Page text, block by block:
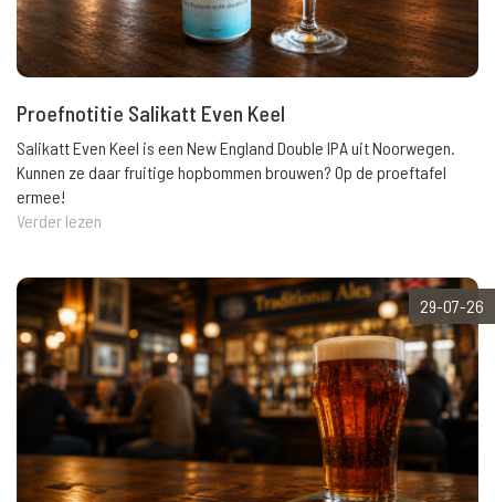
Proefnotitie Salikatt Even Keel
Salikatt Even Keel is een New England Double IPA uit Noorwegen.
Kunnen ze daar fruitige hopbommen brouwen? Op de proeftafel
ermee!
Verder lezen
29-07-26